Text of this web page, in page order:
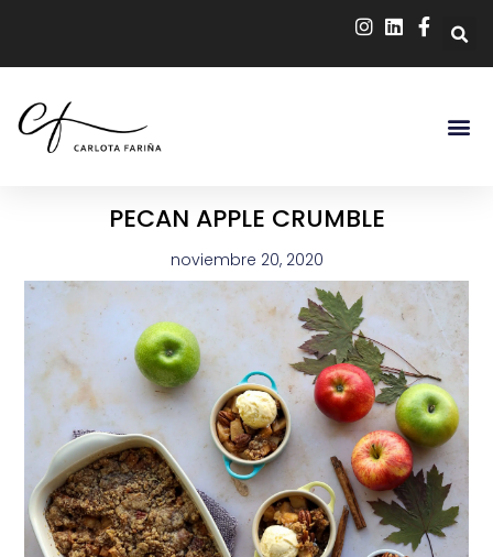
PECAN APPLE CRUMBLE
noviembre 20, 2020